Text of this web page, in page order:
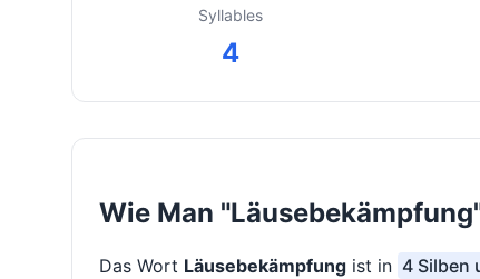
Syllables
4
Wie Man
Das Wort Läusebekämpfung ist in 4 Silben